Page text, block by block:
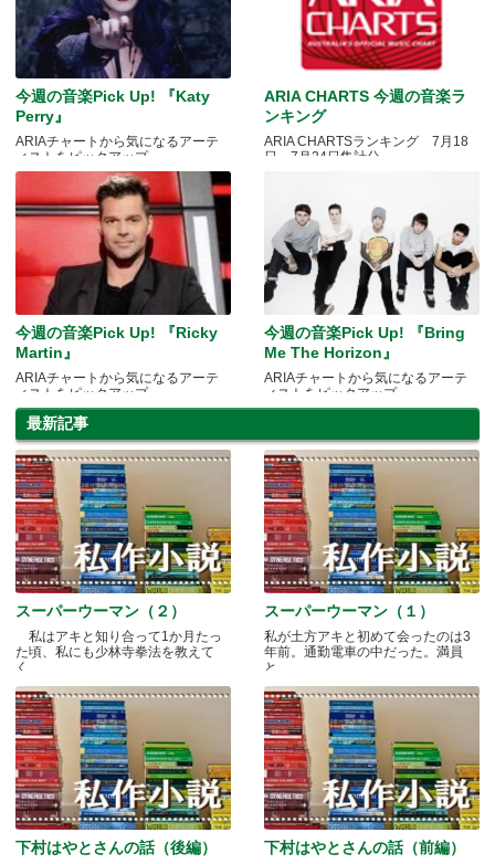
今週の音楽Pick Up! 『Katy
Perry』
ARIAチャートから気になるアーテ
ィストをピックアップ
ARIA CHARTS 今週の音楽ラ
ンキング
ARIA CHARTSランキング 7月18
日～7月24日集計分
今週の音楽Pick Up! 『Ricky
Martin』
ARIAチャートから気になるアーテ
ィストをピックアップ
今週の音楽Pick Up! 『Bring
Me The Horizon』
ARIAチャートから気になるアーテ
ィストをピックアップ
最新記事
スーパーウーマン（２）
私はアキと知り合って1か月たっ
た頃、私にも少林寺拳法を教えて
く.....
スーパーウーマン（１）
私が土方アキと初めて会ったのは3
年前。通勤電車の中だった。満員
と.....
下村はやとさんの話（後編） 下村はやとさんの話（前編）